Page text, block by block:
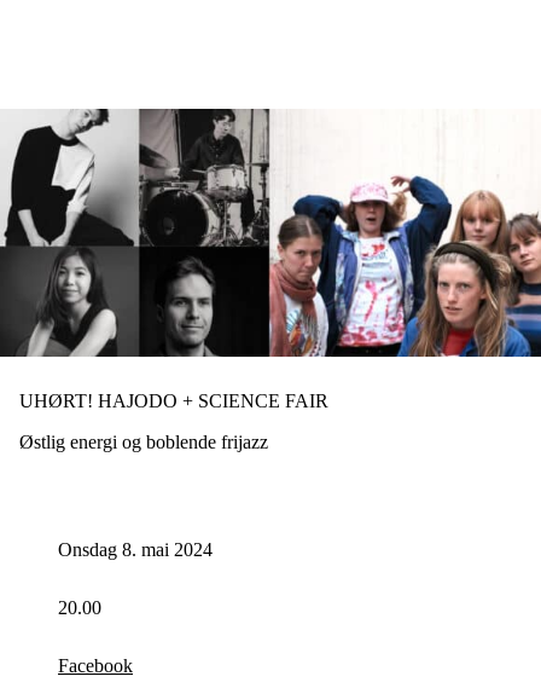
UHØRT! HAJODO + SCIENCE FAIR
Østlig energi og boblende frijazz
Onsdag 8. mai 2024
20.00
Facebook